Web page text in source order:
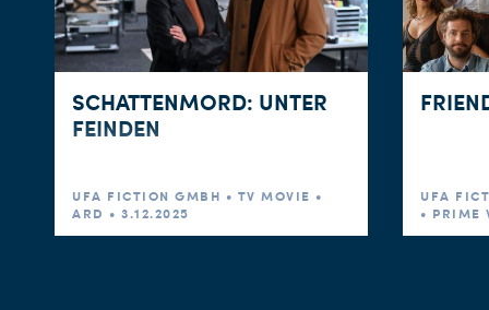
SCHATTENMORD: UNTER
FEINDEN
UFA FICTION GMBH • TV MOVIE •
ARD • 3.12.2025
UFA
• PRIME